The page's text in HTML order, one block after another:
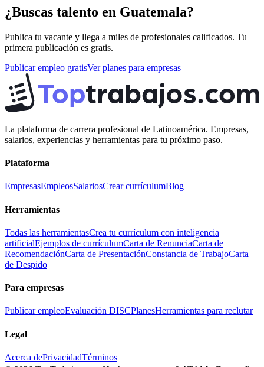
¿Buscas talento en Guatemala?
Publica tu vacante y llega a miles de profesionales calificados. Tu
primera publicación es gratis.
Publicar empleo gratisVer planes para empresas
La plataforma de carrera profesional de Latinoamérica. Empresas,
salarios, experiencias y herramientas para tu próximo paso.
Plataforma
EmpresasEmpleosSalariosCrear currículumBlog
Herramientas
Todas las herramientasCrea tu currículum con inteligencia
artificialEjemplos de currículumCarta de RenunciaCarta de
RecomendaciónCarta de PresentaciónConstancia de TrabajoCarta
de Despido
Para empresas
Publicar empleoEvaluación DISCPlanesHerramientas para reclutar
Legal
Acerca dePrivacidadTérminos